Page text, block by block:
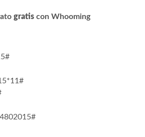
gratis con Whooming